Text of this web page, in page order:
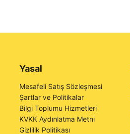
Yasal
Mesafeli Satış Sözleşmesi
Şartlar ve Politikalar
Bilgi Toplumu Hizmetleri
KVKK Aydınlatma Metni
Gizlilik Politikası